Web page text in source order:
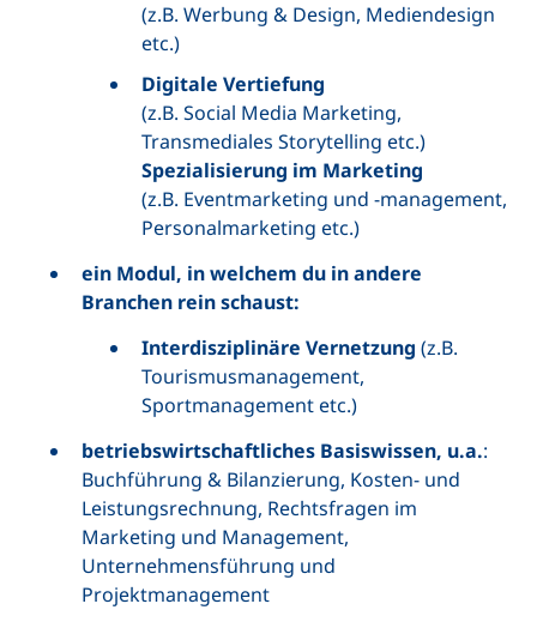
(z.B. Werbung & Design, Mediendesign
etc.)
Digitale Vertiefung
(z.B. Social Media Marketing,
Transmediales Storytelling etc.)
Spezialisierung im Marketing
(z.B. Eventmarketing und -management,
Personalmarketing etc.)
ein Modul, in welchem du in andere
Branchen rein schaust:
Interdisziplinäre Vernetzung (z.B.
Tourismusmanagement,
Sportmanagement etc.)
betriebswirtschaftliches Basiswissen, u.a.:
Buchführung & Bilanzierung, Kosten- und
Leistungsrechnung, Rechtsfragen im
Marketing und Management,
Unternehmensführung und
Projektmanagement